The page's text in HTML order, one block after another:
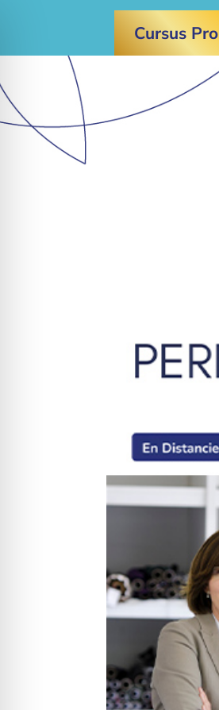
Cursus Pro